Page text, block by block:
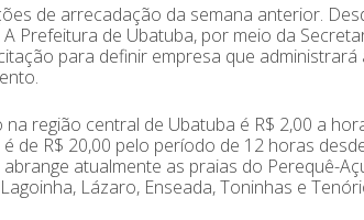
de arrecadação da semana anterior.
Prefeitura de Ubatuba, por meio da
para definir empresa que administrará
região central de Ubatuba é R$ 2,00 a
de R$ 20,00 pelo período de 12 horas
atualmente as praias do Perequê-
Lázaro, Enseada, Toninhas e